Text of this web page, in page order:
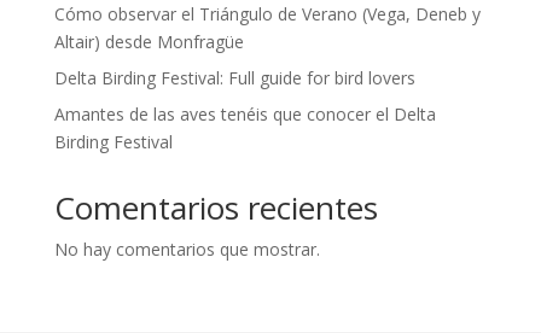
Cómo observar el Triángulo de Verano (Vega, Deneb y
Altair) desde Monfragüe
Delta Birding Festival: Full guide for bird lovers
Amantes de las aves tenéis que conocer el Delta
Birding Festival
Comentarios recientes
No hay comentarios que mostrar.